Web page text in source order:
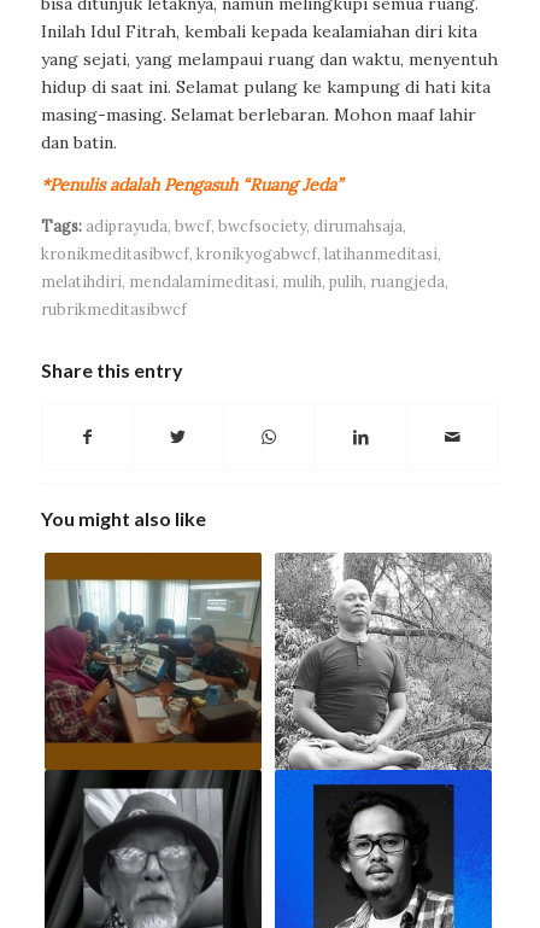
Inilah Idul Fitrah, kembali kepada kealamiahan diri kita
yang sejati, yang melampaui ruang dan waktu, menyentuh
hidup di saat ini. Selamat pulang ke kampung di hati kita
masing-masing. Selamat berlebaran. Mohon maaf lahir
dan batin.
*Penulis adalah Pengasuh “Ruang Jeda”
Tags: adiprayuda, bwcf, bwcfsociety, dirumahsaja,
kronikmeditasibwcf, kronikyogabwcf, latihanmeditasi,
melatihdiri, mendalamimeditasi, mulih, pulih, ruangjeda,
rubrikmeditasibwcf
Share this entry
You might also like